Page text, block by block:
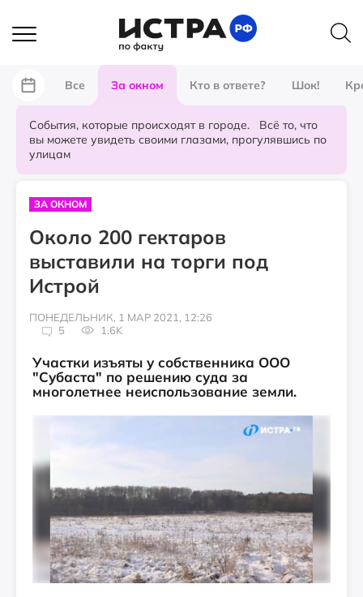
Все За окном Кто в ответе? Шок!
События, которые происходят в городе. Всё то, что
вы можете увидеть своими глазами, прогулявшись по
улицам
ЗА ОКНОМ
Около 200 гектаров
выставили на торги под
Истрой
ПОНЕДЕЛЬНИК, 1 МАР 2021, 12:26
5
1.6K
Участки изъяты у собственника ООО
"Субаста" по решению суда за
многолетнее неиспользование земли.